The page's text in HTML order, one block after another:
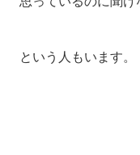
という人もいます。